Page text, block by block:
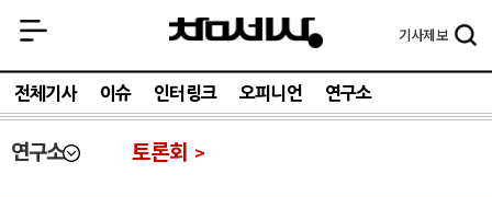
기사제보
전체기사 이슈 인터링크 오피니언 연구소
연구소 토론회